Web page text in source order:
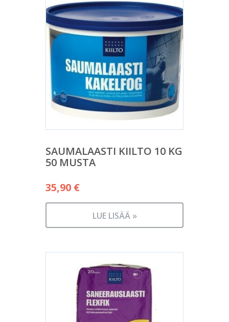
SAUMALAASTI KIILTO 10 KG
50 MUSTA
35,90 €
LUE LISÄÄ »